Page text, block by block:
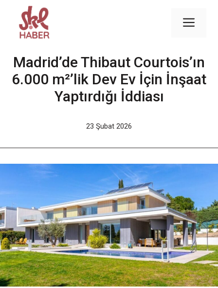
Madrid’de Thibaut Courtois’ın
6.000 m²’lik Dev Ev İçin İnşaat
Yaptırdığı İddiası
23 Şubat 2026